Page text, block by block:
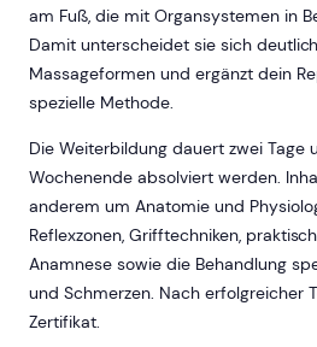
am Fuß, die mit Organsystemen in
Damit unterscheidet sie sich
Massageformen und ergänzt dein
spezielle Methode.
Die Weiterbildung dauert zwei Tage
Wochenende absolviert werden.
anderem um Anatomie und
Reflexzonen, Grifftechniken,
Anamnese sowie die Behandlung
und Schmerzen. Nach erfolgreicher
Zertifikat.